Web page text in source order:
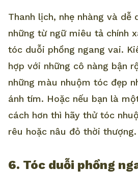
Thanh lịch, nhẹ nhàng và dễ
những từ ngữ miêu tả chính
tóc duỗi phồng ngang vai.
hợp với những cô nàng bận
những màu nhuộm tóc đẹp
ánh tím. Hoặc nếu bạn là
cách hơn thì hãy thử tóc
rêu hoặc nâu đỏ thời thượng.
6. Tóc duỗi phồng